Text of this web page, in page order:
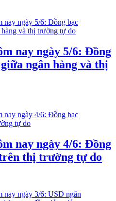
nay ngày 5/6: Đồng
ngân hàng và thị
nay ngày 4/6: Đồng
thị trường tự do